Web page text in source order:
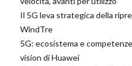
Il 5G leva strategica della
WindTre
5G: ecosistema e
vision di Huawei